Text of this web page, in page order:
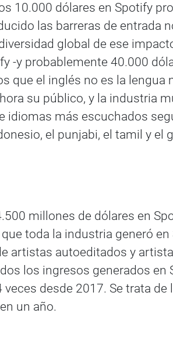
10.000 dólares en Spotify
las barreras de entrada
global de ese
-y probablemente 40.000
que el inglés no es la
su público, y la industria
más escuchados
el punjabi, el tamil y
millones de dólares en
toda la industria generó
artistas autoeditados y
los ingresos generados
desde 2017. Se trata
un año.